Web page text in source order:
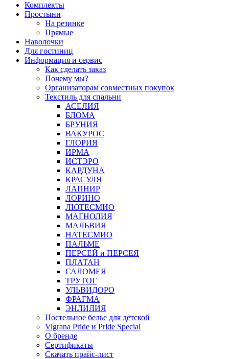
Комплекты
Простыни
На резинке
Прямые
Наволочки
Для гостиниц
Информация и сервис
Как сделать заказ
Почему мы?
Организаторам совместных покупок
Текстиль для спальни
АСЕЛИЯ
БЛОМА
БРУНИЯ
ВАКУРОС
ГЛОРИЯ
ИРМА
ИСТЭРО
КАРДУНА
КРАСУЛЯ
ЛАПНИР
ЛОРИНО
ЛЮТЕСМИО
МАГНОЛИЯ
МАЛЬВИЯ
НАТЕСМИО
ПАЛЬМЕ
ПЕРСЕЙ и ПЕРСЕЯ
ПЛАТАН
САЛОМЕЯ
ТРУТОГ
УЛЬВИДОРО
ФРАГМА
ЭНЛИЛИЯ
Постельное белье для детской
Vigrana Pride и Pride Special
О бренде
Сертификаты
Скачать прайс-лист